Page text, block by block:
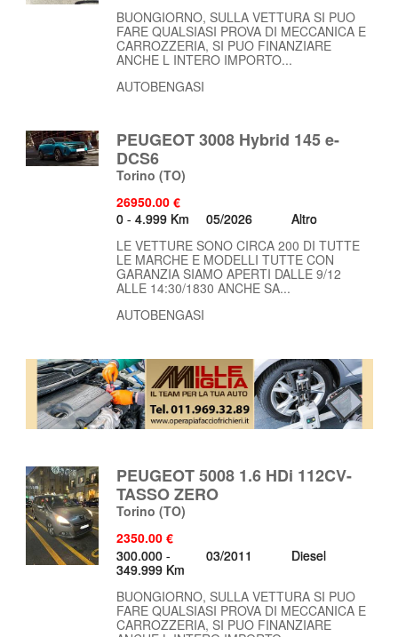
BUONGIORNO, SULLA VETTURA SI PUO
FARE QUALSIASI PROVA DI MECCANICA E
CARROZZERIA, SI PUO FINANZIARE
ANCHE L INTERO IMPORTO...
AUTOBENGASI
PEUGEOT 3008 Hybrid 145 e-
DCS6
Torino (TO)
26950.00 €
0 - 4.999 Km
05/2026
Altro
LE VETTURE SONO CIRCA 200 DI TUTTE
LE MARCHE E MODELLI TUTTE CON
GARANZIA SIAMO APERTI DALLE 9/12
ALLE 14:30/1830 ANCHE SA...
AUTOBENGASI
PEUGEOT 5008 1.6 HDi 112CV-
TASSO ZERO
Torino (TO)
2350.00 €
300.000 -
349.999 Km
03/2011 Diesel
BUONGIORNO, SULLA VETTURA SI PUO
FARE QUALSIASI PROVA DI MECCANICA E
CARROZZERIA, SI PUO FINANZIARE